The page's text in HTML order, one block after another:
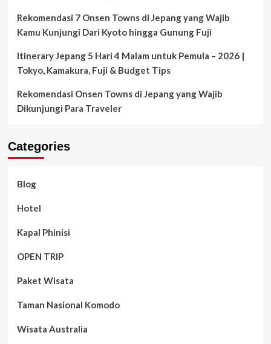
Rekomendasi 7 Onsen Towns di Jepang yang Wajib
Kamu Kunjungi Dari Kyoto hingga Gunung Fuji
Itinerary Jepang 5 Hari 4 Malam untuk Pemula – 2026 |
Tokyo, Kamakura, Fuji & Budget Tips
Rekomendasi Onsen Towns di Jepang yang Wajib
Dikunjungi Para Traveler
Categories
Blog
Hotel
Kapal Phinisi
OPEN TRIP
Paket Wisata
Taman Nasional Komodo
Wisata Australia